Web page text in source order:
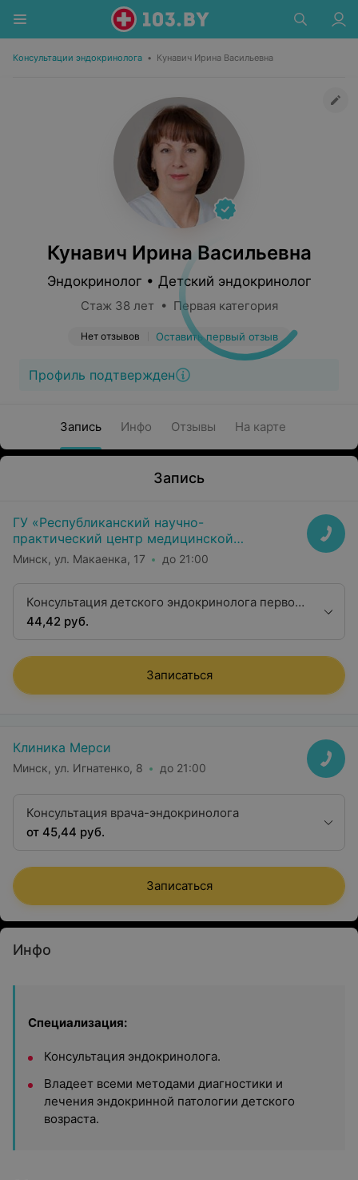
Консультации эндокринолога • Кунавич Ирина Васильевна
Кунавич Ирина Васильевна
Эндокринолог • Детский эндокринолог
Стаж 38 лет • Первая категория
Нет отзывов Оставить первый отзыв
Профиль подтвержден
Запись Инфо Отзывы На карте
Запись
ГУ «Республиканский научно-
практический центр медицинской
экспертизы и реабилитаци»
Минск, ул. Макаенка, 17 до 21:00
Консультация детского эндокринолога первой
квалификационной категории
44,42 руб.
Записаться
Клиника Мерси
Минск, ул. Игнатенко, 8 до 21:00
Консультация врача-эндокринолога
от 45,44 руб.
Записаться
Инфо
Специализация:
Консультация эндокринолога.
Владеет всеми методами диагностики и
лечения эндокринной патологии детского
возраста.